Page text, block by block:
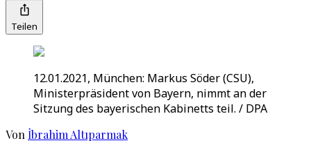
Teilen
12.01.2021, München: Markus Söder (CSU),
Ministerpräsident von Bayern, nimmt an der
Sitzung des bayerischen Kabinetts teil. / DPA
Von İbrahim Altıparmak